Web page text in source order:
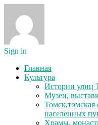
Sign in
Главная
Культура
Истории улиц
Музеи,
Томск,томская
населенных
Храмы,